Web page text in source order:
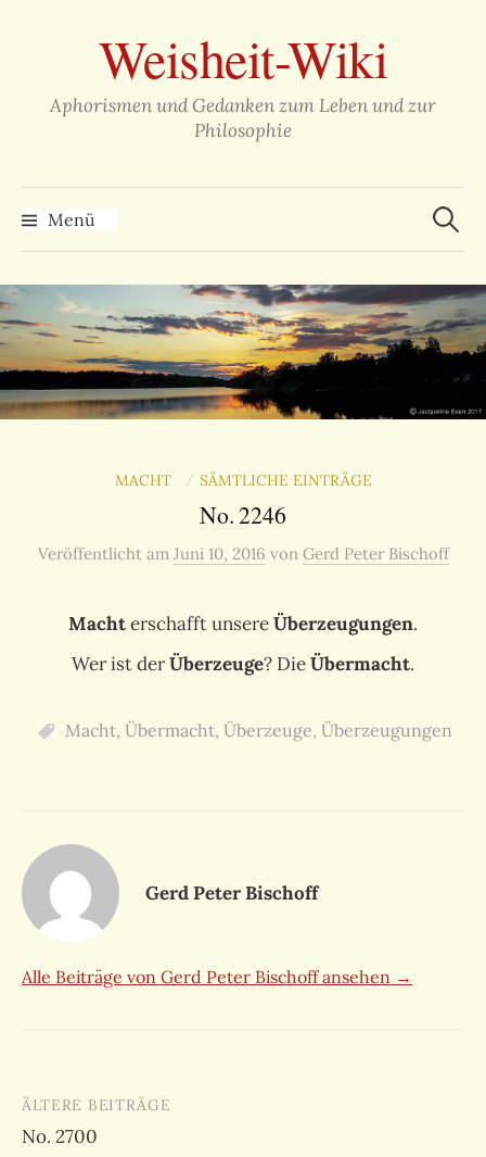
überspringenWeisheit-Wiki
Aphorismen und Gedanken zum Leben und zur
Philosophie
Menü
Suchen
nach:
MACHT / SÄMTLICHE EINTRÄGE
No. 2246
Veröffentlicht am Juni 10, 2016 von Gerd Peter Bischoff
Machterschafft unsereÜberzeugungen.
Wer ist derÜberzeuge? DieÜbermacht.
Macht, Übermacht, Überzeuge, Überzeugungen
Gerd Peter Bischoff
Alle Beiträge von Gerd Peter Bischoff ansehen →
Beitragsnavigation
ÄLTERE BEITRÄGE
No. 2700